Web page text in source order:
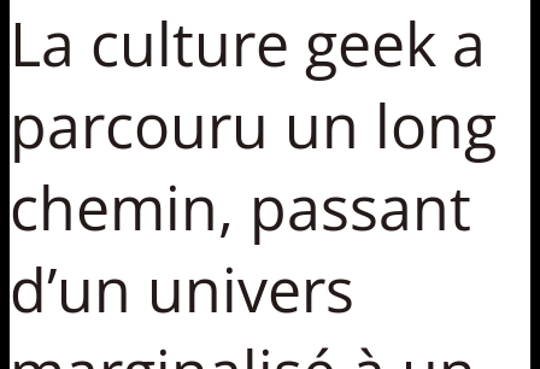
La culture geek a
parcouru un long
chemin, passant
d’un univers